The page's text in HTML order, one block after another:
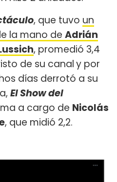
, que tuvo un
la mano de Adrián
, promedió 3,4
de su canaly por
días derrotó a su
El Show del
a cargo de Nicolás
, que midió 2,2.